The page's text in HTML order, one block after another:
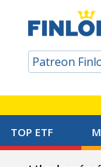
Patreon
TOP ETF